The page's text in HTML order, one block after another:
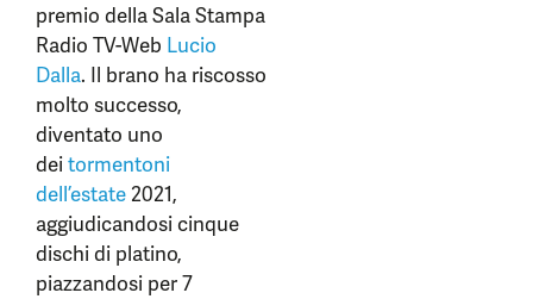
premio della Sala Stampa
Radio TV-Web Lucio
Dalla. Il brano ha riscosso
molto successo,
diventato uno
deitormentoni
dell’estate 2021,
aggiudicandosi cinque
dischi di platino,
piazzandosi per 7